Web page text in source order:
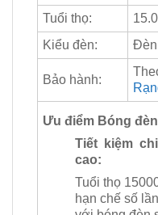
Tuổi thọ:
Kiểu đèn:
Đèn
Bảo hành:
Ưu điểm Bóng
Tiết kiệm
cao:
Tuổi thọ
hạn chế số